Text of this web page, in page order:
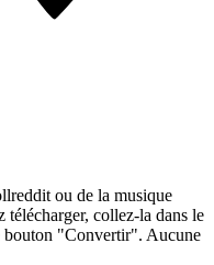
ou de la musique
télécharger, collez-la dans le
bouton "Convertir". Aucune